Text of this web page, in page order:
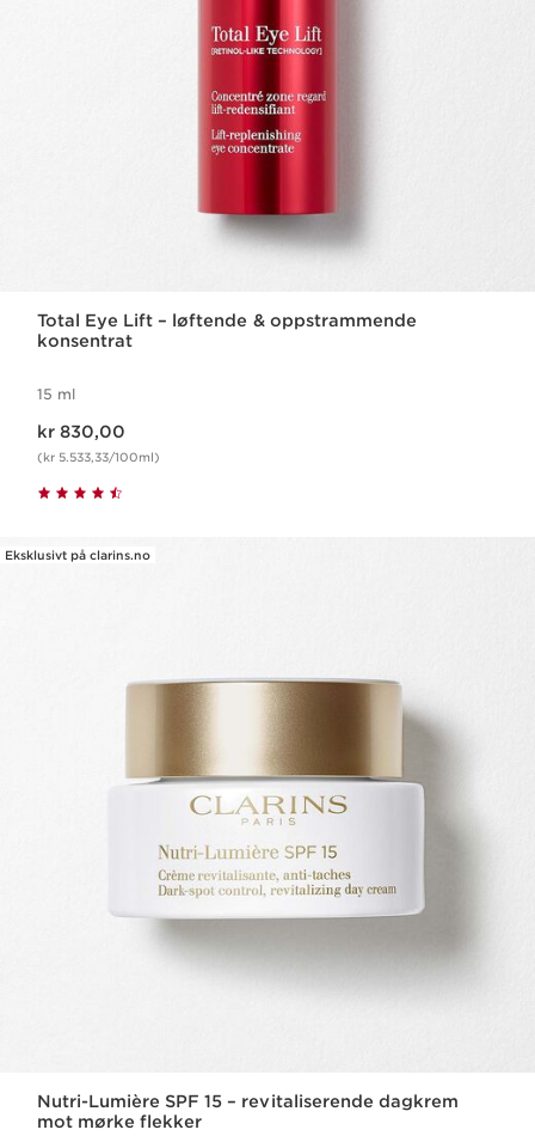
Total Eye Lift – løftende & oppstrammende
konsentrat
15 ml
kr 830,00
(kr 5.533,33/100ml)
Eksklusivt på clarins.no
Nutri-Lumière SPF 15 – revitaliserende dagkrem
mot mørke flekker